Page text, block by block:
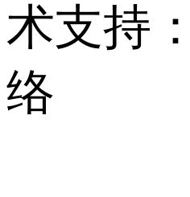
术支持
络